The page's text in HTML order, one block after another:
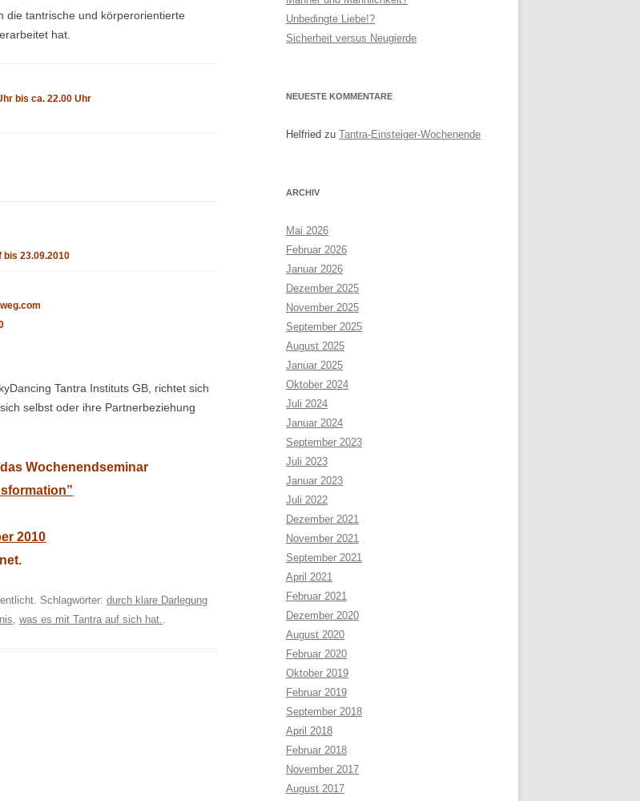
TANTRAMASSAGE LERNEN SITEMAP
die tantrische und körperorientierte
hat.
bis ca. 22.00 Uhr
bis 23.09.2010
Tantra Instituts GB, richtet sich
selbst oder ihre Partnerbeziehung
Wochenendseminar
2010
Schlagwörter: durch klare Darlegung
, was es mit Tantra auf sich hat..
Unbedingte Liebe!?
Sicherheit versus Neugierde
NEUESTE KOMMENTARE
Helfried zu Tantra-Einsteiger-Wochenende
ARCHIV
Mai 2026
Februar 2026
Januar 2026
Dezember 2025
November 2025
September 2025
August 2025
Januar 2025
Oktober 2024
Juli 2024
Januar 2024
September 2023
Juli 2023
Januar 2023
Juli 2022
Dezember 2021
November 2021
September 2021
April 2021
Februar 2021
Dezember 2020
August 2020
Februar 2020
Oktober 2019
Februar 2019
September 2018
April 2018
Februar 2018
November 2017
August 2017